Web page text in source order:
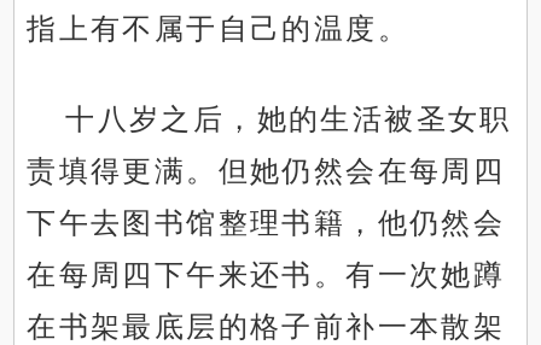
指上有不属于自己的温度。
十八岁之后，她的生活被圣女职
责填得更满。但她仍然会在每周四
下午去图书馆整理书籍，他仍然会
在每周四下午来还书。有一次她蹲
在书架最底层的格子前补一本散架